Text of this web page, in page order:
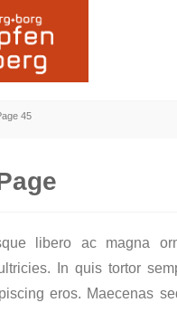
45
libero ac magna
In quis tortor
eros. Maecenas